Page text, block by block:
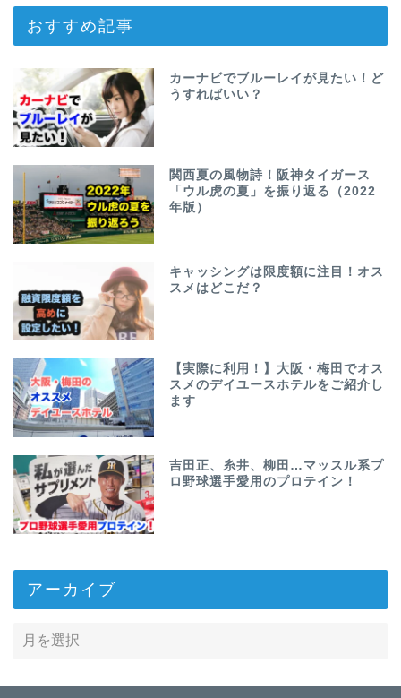
おすすめ記事
カーナビでブルーレイが見たい！ど
うすればいい？
関西夏の風物詩！阪神タイガース
「ウル虎の夏」を振り返る（2022
年版）
キャッシングは限度額に注目！オス
スメはどこだ？
【実際に利用！】大阪・梅田でオス
スメのデイユースホテルをご紹介し
ます
吉田正、糸井、柳田…マッスル系プ
ロ野球選手愛用のプロテイン！
アーカイブ